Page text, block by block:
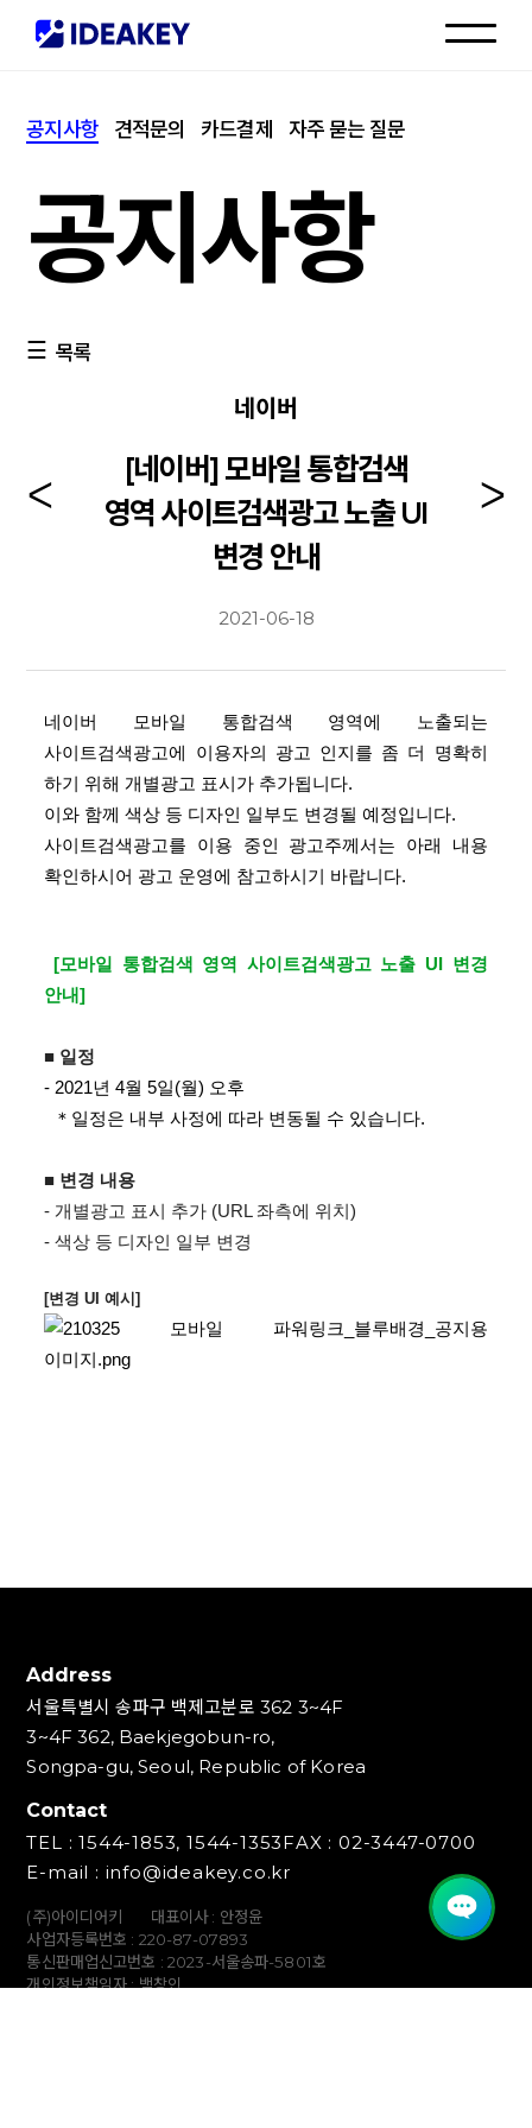
고객센터
공지사항 견적문의 카드결제 자주 묻는 질문
공지사항
목록
네이버
[네이버] 모바일 통합검색
영역 사이트검색광고 노출 UI
변경 안내
2021-06-18
네이버 모바일 통합검색 영역에 노출되는
사이트검색광고에 이용자의 광고 인지를 좀 더 명확히
하기 위해 개별광고 표시가 추가됩니다.
이와 함께 색상 등 디자인 일부도 변경될 예정입니다.
사이트검색광고를 이용 중인 광고주께서는 아래 내용
확인하시어 광고 운영에 참고하시기 바랍니다.
[모바일 통합검색 영역 사이트검색광고 노출 UI 변경
안내]
■ 일정
- 2021년 4월 5일(월) 오후
＊일정은 내부 사정에 따라 변동될 수 있습니다.
​■ 변경 내용
- 개별광고 표시 추가 (URL 좌측에 위치)
-색상 등 디자인 일부 변경
[변경 UI 예시]
Address
서울특별시 송파구 백제고분로 362 3~4F
3~4F 362, Baekjegobun-ro,
Songpa-gu, Seoul, Republic of Korea
Contact
TEL : 1544-1853, 1544-1353FAX : 02-3447-0700
E-mail : info@ideakey.co.kr
(주)아이디어키
대표이사 : 안정윤
사업자등록번호 : 220‍-87-07893
통신판매업신고번호 : 2023-서울송파-5801호
개인정보책임자 : 백창인